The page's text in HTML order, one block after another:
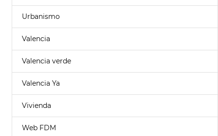
Urbanismo
Valencia
Valencia verde
Valencia Ya
Vivienda
Web FDM